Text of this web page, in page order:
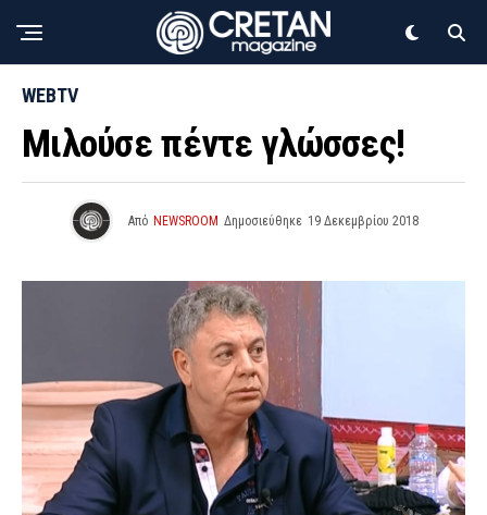
WEBTV
Μιλούσε πέντε γλώσσες!
Από NEWSROOM Δημοσιεύθηκε 19 Δεκεμβρίου 2018